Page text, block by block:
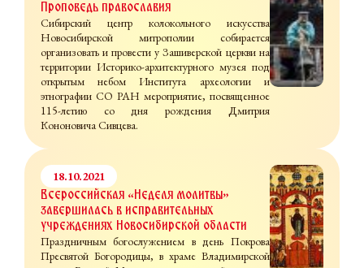
Проповедь православия
Сибирский центр колокольного искусства
Новосибирской митрополии собирается
организовать и провести у Зашиверской церкви на
территории Историко-архитектурного музея под
открытым небом Института археологии и
этнографии СО РАН мероприятие, посвященное
115-летию со дня рождения Дмитрия
Кононовича Сивцева.
18.10.2021
Всероссийская «Неделя молитвы»
завершилась в исправительных
учреждениях Новосибирской области
Праздничным богослужением в день Покрова
Пресвятой Богородицы, в храме Владимирской